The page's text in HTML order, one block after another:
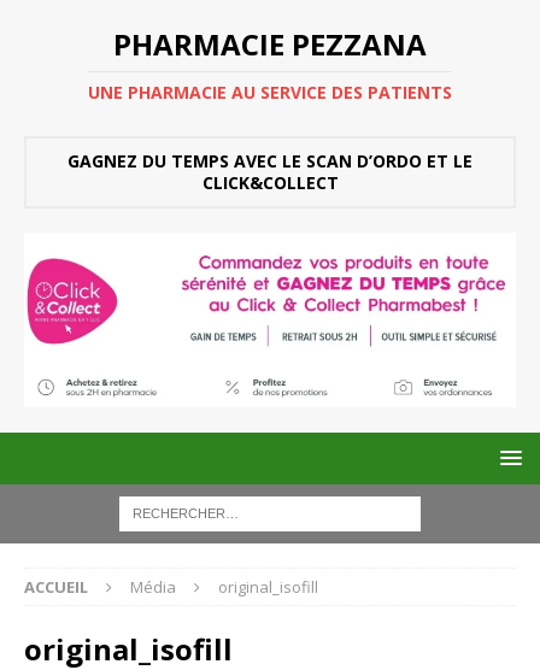
PHARMACIE PEZZANA
UNE PHARMACIE AU SERVICE DES PATIENTS
GAGNEZ DU TEMPS AVEC LE SCAN D’ORDO ET LE
CLICK&COLLECT
ACCUEIL Média original_isofill
original_isofill